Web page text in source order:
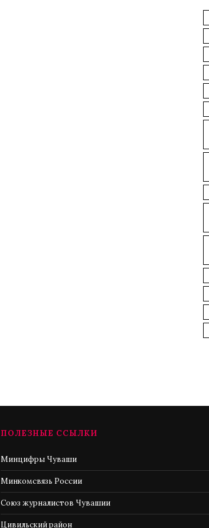
ПОЛЕЗНЫЕ ССЫЛКИ
Минцифры Чуваши
Минкомсвязь России
Союз журналистов Чувашии
Цивильский район